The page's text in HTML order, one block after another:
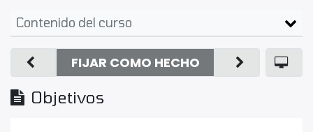
Contenido del curso
Objetivos
FIJAR COMO HECHO